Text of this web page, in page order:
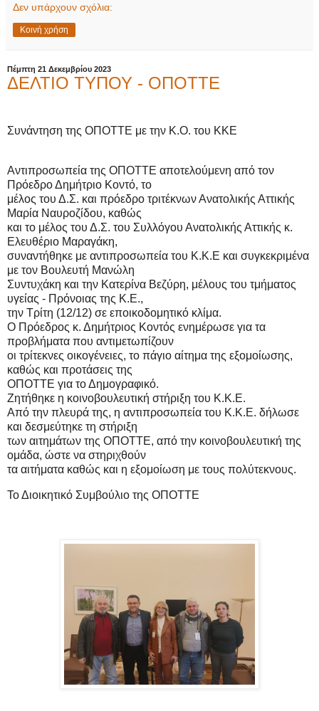
Δεν υπάρχουν σχόλια:
Κοινή χρήση
Πέμπτη 21 Δεκεμβρίου 2023
ΔΕΛΤΙΟ ΤΥΠΟΥ - ΟΠΟΤΤΕ
Συνάντηση της ΟΠΟΤΤΕ με την Κ.Ο. του ΚΚΕ
Αντιπροσωπεία της ΟΠΟΤΤΕ αποτελούμενη από τον
Πρόεδρο Δημήτριο Κοντό, το
μέλος του Δ.Σ. και πρόεδρο τριτέκνων Ανατολικής Αττικής
Μαρία Ναυροζίδου, καθώς
και το μέλος του Δ.Σ. του Συλλόγου Ανατολικής Αττικής κ.
Ελευθέριο Μαραγάκη,
συναντήθηκε με αντιπροσωπεία του Κ.Κ.Ε και συγκεκριμένα
με τον Βουλευτή Μανώλη
Συντυχάκη και την Κατερίνα Βεζύρη, μέλους του τμήματος
υγείας - Πρόνοιας της Κ.Ε.,
την Τρίτη (12/12) σε εποικοδομητικό κλίμα.
Ο Πρόεδρος κ. Δημήτριος Κοντός ενημέρωσε για τα
προβλήματα που αντιμετωπίζουν
οι τρίτεκνες οικογένειες, το πάγιο αίτημα της εξομοίωσης,
καθώς και προτάσεις της
ΟΠΟΤΤΕ για το Δημογραφικό.
Ζητήθηκε η κοινοβουλευτική στήριξη του Κ.Κ.Ε.
Από την πλευρά της, η αντιπροσωπεία του Κ.Κ.Ε. δήλωσε
και δεσμεύτηκε τη στήριξη
των αιτημάτων της ΟΠΟΤΤΕ, από την κοινοβουλευτική της
ομάδα, ώστε να στηριχθούν
τα αιτήματα καθώς και η εξομοίωση με τους πολύτεκνους.
Το Διοικητικό Συμβούλιο της ΟΠΟΤΤΕ